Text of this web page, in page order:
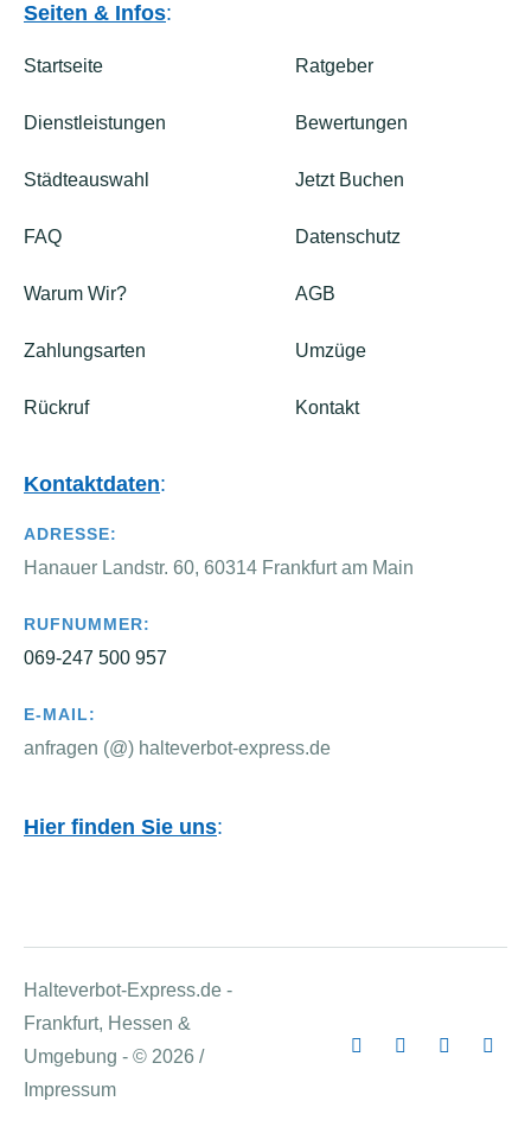
Seiten & Infos:
Startseite
Dienstleistungen
Städteauswahl
FAQ
Warum Wir?
Zahlungsarten
Rückruf
Ratgeber
Bewertungen
Jetzt Buchen
Datenschutz
AGB
Umzüge
Kontakt
Kontaktdaten:
ADRESSE:
Hanauer Landstr. 60, 60314 Frankfurt am Main
RUFNUMMER:
069-247 500 957
E-MAIL:
anfragen (@) halteverbot-express.de
Hier finden Sie uns:
Halteverbot-Express.de -
Frankfurt, Hessen &
Umgebung - © 2026 /
Impressum